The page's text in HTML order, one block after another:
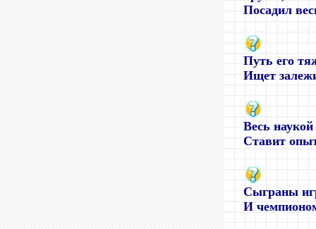
Посадил
Путь его
Ищет
Весь
Ставит
Сыграны
И